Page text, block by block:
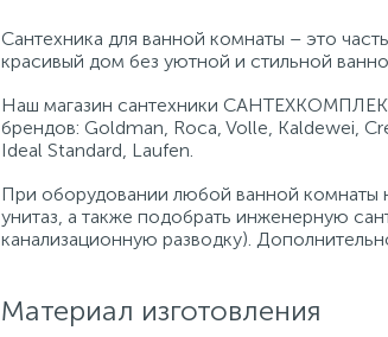
Сантехника для ванной комнаты – это
красивый дом без уютной и стильной
Наш магазин сантехники
брендов: Goldman, Roca, Volle, Kaldewei,
Ideal Standard, Laufen.
При оборудовании любой ванной комнаты
унитаз, а также подобрать инженерную
канализационную разводку).
Материал изготовления